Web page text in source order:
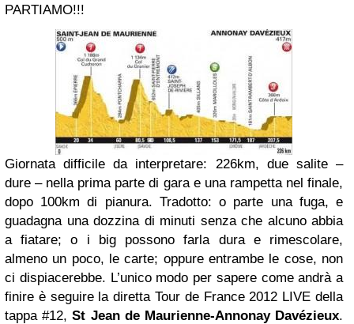
PARTIAMO!!!
Giornata difficile da interpretare: 226km, due salite –
dure – nella prima parte di gara e una rampetta nel finale,
dopo 100km di pianura. Tradotto: o parte una fuga, e
guadagna una dozzina di minuti senza che alcuno abbia
a fiatare; o i big possono farla dura e rimescolare,
almeno un poco, le carte; oppure entrambe le cose, non
ci dispiacerebbe. L’unico modo per sapere come andrà a
finire è seguire la diretta Tour de France 2012 LIVE della
tappa #12,St Jean de Maurienne-Annonay Davézieux.